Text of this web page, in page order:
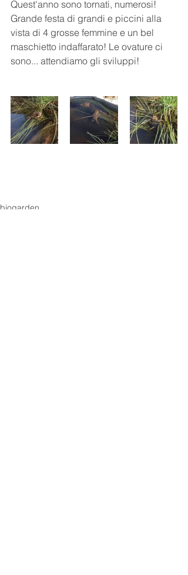
Quest'anno sono tornati, numerosi!
Grande festa di grandi e piccini alla
vista di 4 grosse femmine e un bel
maschietto indaffarato! Le ovature ci
sono... attendiamo gli sviluppi!
biogarden